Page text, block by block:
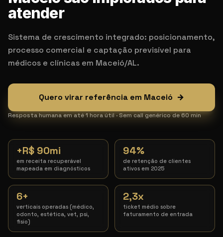
atender
Sistema de crescimento integrado: posicionamento,
processo comercial e captação previsível para
médicos e clínicas em Maceió/AL.
Quero virar referência em Maceió →
Resposta humana em até 1 hora útil · Sem call genérico de 60 min
+R$ 90mi
em receita recuperável
mapeada em diagnósticos
94%
de retenção de clientes
ativos em 2025
6+
verticais operadas (médico,
odonto, estética, vet, psi,
fisio)
2,3x
ticket médio sobre
faturamento de entrada